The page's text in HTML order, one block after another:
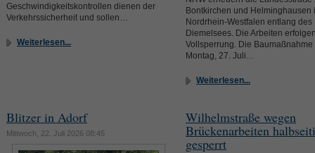
Geschwindigkeitskontrollen dienen der
Verkehrssicherheit und sollen…
Weiterlesen...
Bontkirchen und Helminghausen
Nordrhein-Westfalen entlang des
Diemelsees. Die Arbeiten
Vollsperrung. Die
Montag, 27. Juli…
Weiterlesen...
Blitzer in Adorf
Mittwoch, 22. Juli 2026 08:45
Wilhelmstraße wegen
Brückenarbeiten
gesperrt